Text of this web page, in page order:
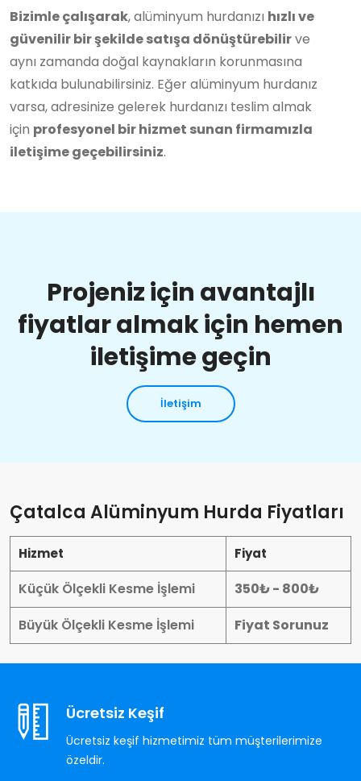
Bizimle çalışarak, alüminyum hurdanızı hızlı ve
güvenilir bir şekilde satışa dönüştürebilirve
aynı zamanda doğal kaynakların korunmasına
katkıda bulunabilirsiniz. Eğer alüminyum hurdanız
varsa, adresinize gelerek hurdanızı teslim almak
için profesyonel bir hizmet sunan firmamızla
iletişime geçebilirsiniz.
Projeniz için avantajlı
fiyatlar almak için hemen
iletişime geçin
İletişim
Çatalca Alüminyum Hurda Fiyatları
Hizmet Fiyat
Küçük Ölçekli Kesme İşlemi
350₺ - 800₺
Büyük Ölçekli Kesme İşlemi
Fiyat Sorunuz
Ücretsiz Keşif
Ücretsiz keşif hizmetimiz tüm müşterilerimize
özeldir.